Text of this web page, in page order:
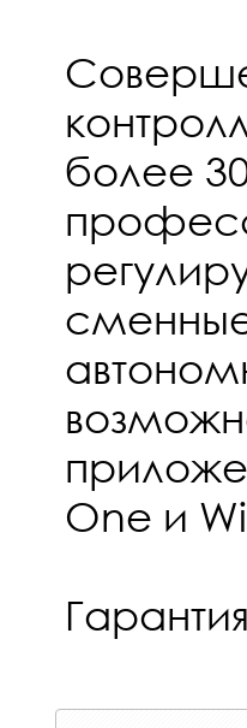
более
One и